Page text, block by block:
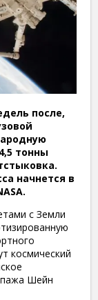
после,
тонны
начнется в
.
с Земли
космический
Шейн